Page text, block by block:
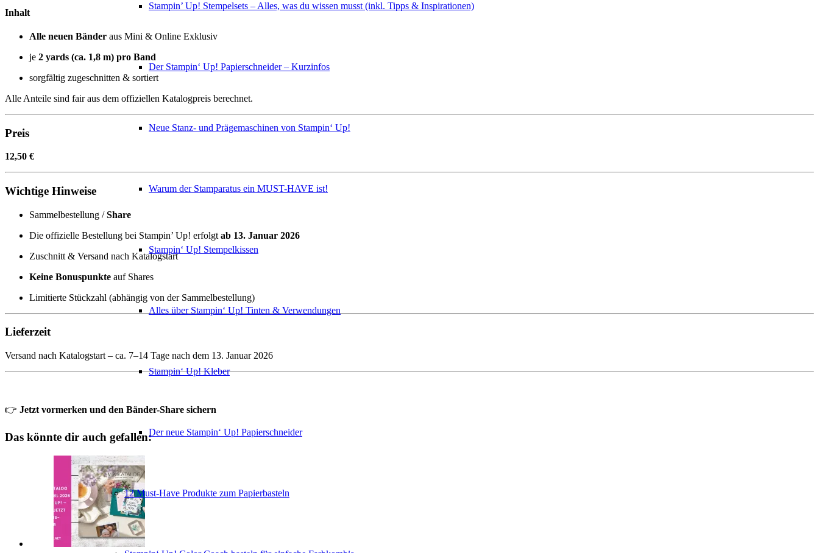
Stampin’ Up! Stempelsets – Alles, was du wissen musst (inkl. Tipps & Inspirationen)
Der Stampin‘ Up! Papierschneider – Kurzinfos
Neue Stanz- und Prägemaschinen von Stampin‘ Up!
Warum der Stamparatus ein MUST-HAVE ist!
Stampin‘ Up! Stempelkissen
Alles über Stampin‘ Up! Tinten & Verwendungen
Stampin‘ Up! Kleber
Der neue Stampin‘ Up! Papierschneider
12 Must-Have Produkte zum Papierbasteln
Inhalt
Alle neuen Bänder aus Mini & Online Exklusiv
je 2 yards (ca. 1,8 m) pro Band
sorgfältig zugeschnitten & sortiert
Alle Anteile sind fair aus dem offiziellen Katalogpreis berechnet.
Preis
12,50 €
Wichtige Hinweise
Sammelbestellung /Share
Die offizielle Bestellung bei Stampin’ Up! erfolgt ab 13. Januar 2026
Zuschnitt & Versand nach Katalogstart
Keine Bonuspunkte auf Shares
Limitierte Stückzahl (abhängig von der Sammelbestellung)
Lieferzeit
Versand nach Katalogstart – ca. 7–14 Tage nach dem 13. Januar 2026
👉 Jetzt vormerken und den Bänder-Share sichern
Das könnte dir auch gefallen: